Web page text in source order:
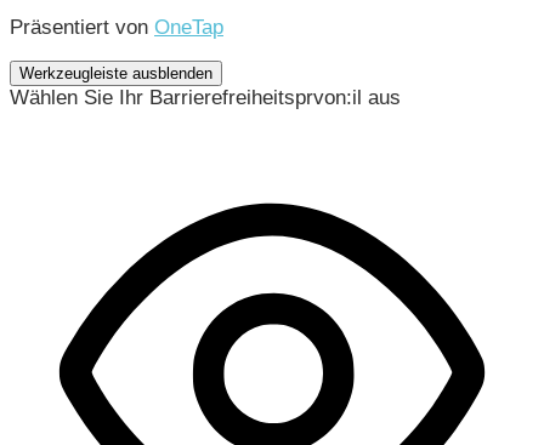
Präsentiert von OneTap
Werkzeugleiste ausblenden
Wählen Sie Ihr Barrierefreiheitsprvon:il aus